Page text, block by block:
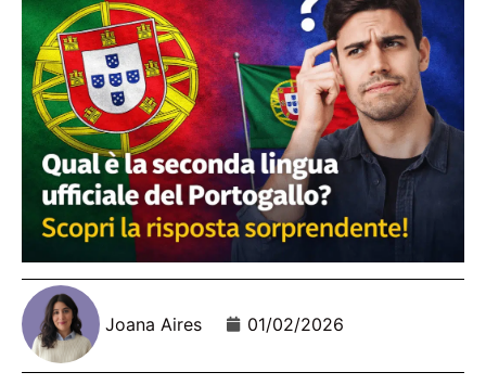
Joana Aires 01/02/2026